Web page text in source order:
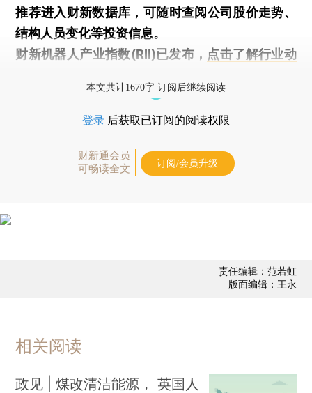
推荐进入财新数据库 ，可随时查阅公司股价走势、
结构人员变化等投资信息。
财新机器人产业指数(RII)已发布， 点击了解行业动
本文共计1670字 订阅后继续阅读
登录 后获取已订阅的阅读权限
财新通会员
可畅读全文
订阅/会员升级
责任编辑：范若虹
版面编辑：王永
相关阅读
政见 | 煤改清洁能源， 英国人